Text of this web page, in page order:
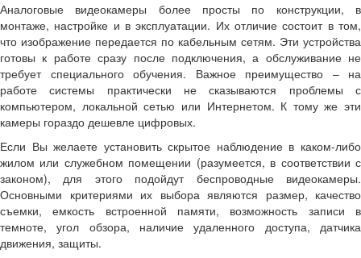
Аналоговые видеокамеры более просты по конструкции, в
монтаже, настройке и в эксплуатации. Их отличие состоит в том,
что изображение передается по кабельным сетям. Эти устройства
готовы к работе сразу после подключения, а обслуживание не
требует специального обучения. Важное преимущество – на
работе системы практически не сказываются проблемы с
компьютером, локальной сетью или Интернетом. К тому же эти
камеры гораздо дешевле цифровых.
Если Вы желаете установить скрытое наблюдение в каком-либо
жилом или служебном помещении (разумеется, в соответствии с
законом), для этого подойдут беспроводные видеокамеры.
Основными критериями их выбора являются размер, качество
съемки, емкость встроенной памяти, возможность записи в
темноте, угол обзора, наличие удаленного доступа, датчика
движения, защиты.